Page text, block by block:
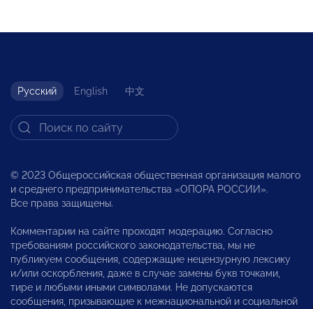
Русский English 中文
© 2023 Общероссийская общественная организация малого
и среднего предпринимательства «ОПОРА РОССИИ».
Все права защищены.
Комментарии на сайте проходят модерацию. Согласно
требованиям российского законодательства, мы не
публикуем сообщения, содержащие нецензурную лексику
и/или оскорбления, даже в случае замены букв точками,
тире и любыми иными символами. Не допускаются
сообщения, призывающие к межнациональной и социальной